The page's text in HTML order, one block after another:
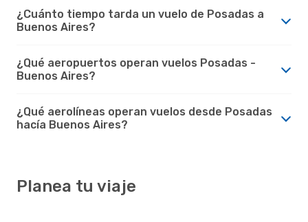
¿Cuánto tiempo tarda un vuelo de Posadas a
Buenos Aires?
¿Qué aeropuertos operan vuelos Posadas -
Buenos Aires?
¿Qué aerolíneas operan vuelos desde Posadas
hacía Buenos Aires?
Planea tu viaje